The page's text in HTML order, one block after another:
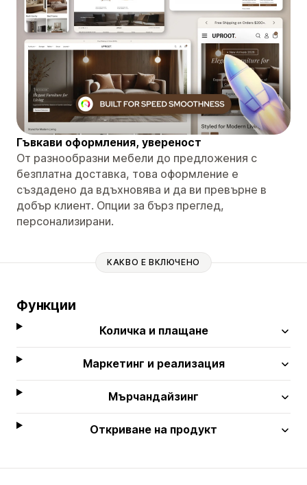
Гъвкави оформления, увереност
От разнообразни мебели до предложения с
безплатна доставка, това оформление е
създадено да вдъхновява и да ви превърне в
добър клиент. Опции за бърз преглед,
персонализирани.
КАКВО Е ВКЛЮЧЕНО
Функции
Количка и плащане
Маркетинг и реализация
Мърчандайзинг
Откриване на продукт